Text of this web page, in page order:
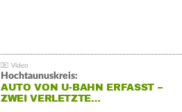
Hochtaunuskreis:
AUTO VON U-BAHN ERFASST –
ZWEI VERLETZTE…